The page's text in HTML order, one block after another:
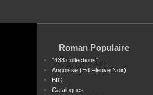
Roman Populaire
"433 collections" ...
Angoisse (Ed Fleuve Noir)
BIO
Catalogues